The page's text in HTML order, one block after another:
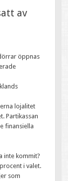
av
öppnas
lojalitet
Partikassan
finansiella
inte kommit?
i valet.
som